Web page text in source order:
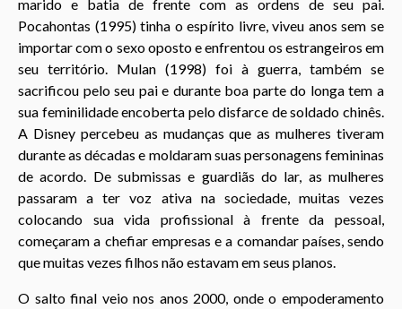
marido e batia de frente com as ordens de seu pai.
Pocahontas (1995) tinha o espírito livre, viveu anos sem se
importar com o sexo oposto e enfrentou os estrangeiros em
seu território. Mulan (1998) foi à guerra, também se
sacrificou pelo seu pai e durante boa parte do longa tem a
sua feminilidade encoberta pelo disfarce de soldado chinês.
A Disney percebeu as mudanças que as mulheres tiveram
durante as décadas e moldaram suas personagens femininas
de acordo. De submissas e guardiãs do lar, as mulheres
passaram a ter voz ativa na sociedade, muitas vezes
colocando sua vida profissional à frente da pessoal,
começaram a chefiar empresas e a comandar países, sendo
que muitas vezes filhos não estavam em seus planos.
O salto final veio nos anos 2000, onde o empoderamento